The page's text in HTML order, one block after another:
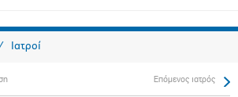
Ιατροί
Επόμενος ιατρός